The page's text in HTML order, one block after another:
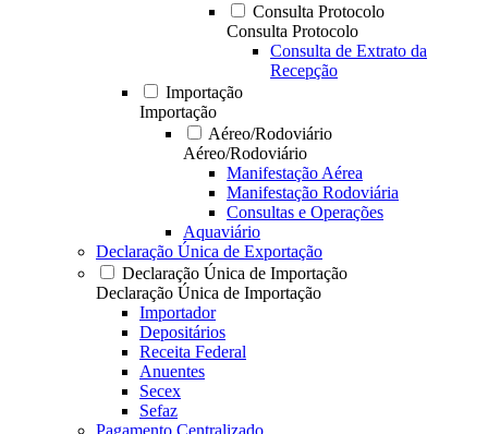
Consulta Protocolo
Consulta Protocolo
Consulta de Extrato da
Recepção
Importação
Importação
Aéreo/Rodoviário
Aéreo/Rodoviário
Manifestação Aérea
Manifestação Rodoviária
Consultas e Operações
Aquaviário
Declaração Única de Exportação
Declaração Única de Importação
Declaração Única de Importação
Importador
Depositários
Receita Federal
Anuentes
Secex
Sefaz
Pagamento Centralizado